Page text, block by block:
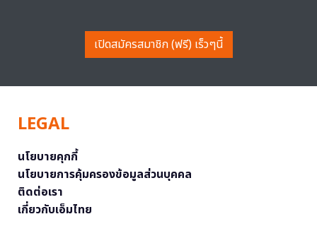
เปิดสมัครสมาชิก (ฟรี) เร็วๆนี้
LEGAL
นโยบายคุกกี้
นโยบายการคุ้มครองข้อมูลส่วนบุคคล
ติดต่อเรา
เกี่ยวกับเอ็มไทย